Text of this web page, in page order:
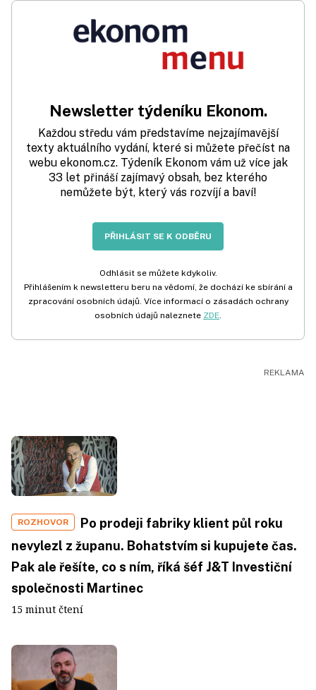
Newsletter týdeníku Ekonom.
Každou středu vám představíme nejzajímavější
texty aktuálního vydání, které si můžete přečíst na
webu ekonom.cz. Týdeník Ekonom vám už více jak
33 let přináší zajímavý obsah, bez kterého
nemůžete být, který vás rozvíjí a baví!
PŘIHLÁSIT SE K ODBĚRU
Odhlásit se můžete kdykoliv.
Přihlášením k newsletteru beru na vědomí, že dochází ke sbírání a
zpracování osobních údajů. Více informací o zásadách ochrany
osobních údajů naleznete ZDE.
ROZHOVOR
Po prodeji fabriky klient půl roku
nevylezl z županu. Bohatstvím si kupujete čas.
Pak ale řešíte, co s ním, říká šéf J&T Investiční
společnosti Martinec
15 minut čtení